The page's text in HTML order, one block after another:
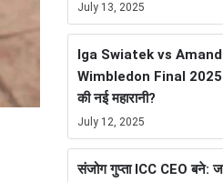
July 13, 2025
Iga Swiatek vs
Wimbledon Final 2025:
की नई महारानी?
July 12, 2025
संजोग गुप्ता ICC CEO बने: